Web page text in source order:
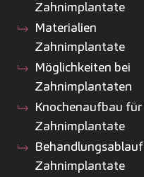
Zahnimplantate
Materialien
Zahnimplantate
Möglichkeiten bei
Zahnimplantaten
Knochenaufbau für
Zahnimplantate
Behandlungsablauf
Zahnimplantate